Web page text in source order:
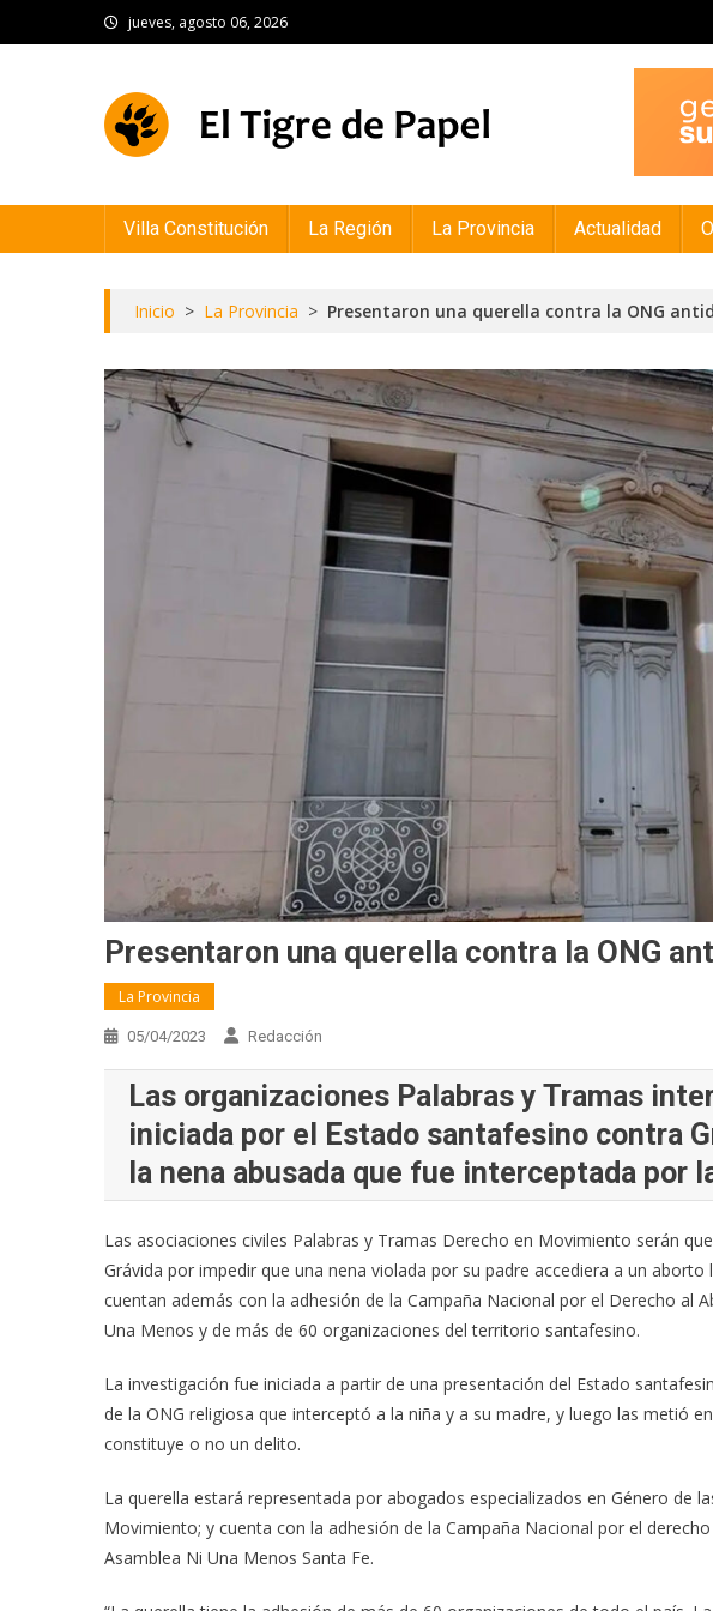
to
jueves, agosto 06, 2026
Villa Constitución La Región La Provincia Actualidad
Inicio > La Provincia > Presentaron una querella contra la ONG
Presentaron una querella contra la ONG
La Provincia
05/04/2023 Redacción
Las organizaciones Palabras y Tramas
iniciada por el Estado santafesino contra
la nena abusada que fue interceptada por
Las asociaciones civiles Palabras y Tramas Derecho en Movimiento serán
Grávida por impedir que una nena violada por su padre accediera a un
cuentan además con la adhesión de la Campaña Nacional por el Derecho al
Una Menos y de más de 60 organizaciones del territorio santafesino.
La investigación fue iniciada a partir de una presentación del Estado
de la ONG religiosa que interceptó a la niña y a su madre, y luego las metió
constituye o no un delito.
La querella estará representada por abogados especializados en Género de
Movimiento; y cuenta con la adhesión de la Campaña Nacional por el
Asamblea Ni Una Menos Santa Fe.